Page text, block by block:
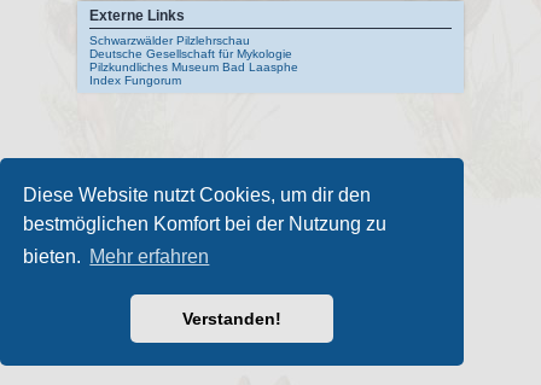
Diese Website nutzt Cookies, um dir den
bestmöglichen Komfort bei der Nutzung zu
bieten. Mehr erfahren
Verstanden!
Externe Links
Schwarzwälder Pilzlehrschau
Deutsche Gesellschaft für Mykologie
Pilzkundliches Museum Bad Laasphe
Index Fungorum